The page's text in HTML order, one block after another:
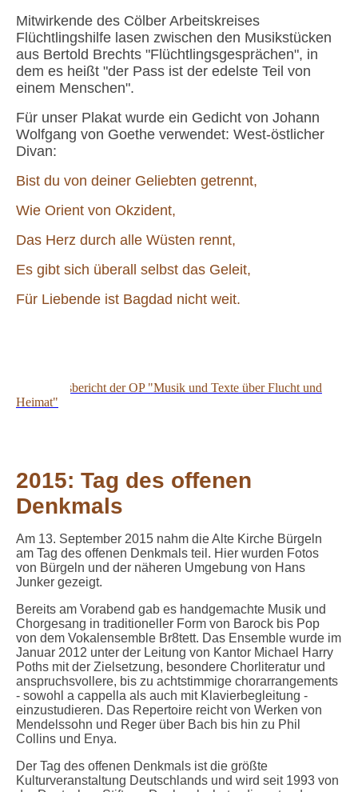
Mitwirkende des Cölber Arbeitskreises
Flüchtlingshilfe lasen zwischen den Musikstücken
aus Bertold Brechts "Flüchtlingsgesprächen", in
dem es heißt "der Pass ist der edelste Teil von
einem Menschen".
Für unser Plakat wurde ein Gedicht von Johann
Wolfgang von Goethe verwendet: West-östlicher
Divan:
Bist du von deiner Geliebten getrennt,
Wie Orient von Okzident,
Das Herz durch alle Wüsten rennt,
Es gibt sich überall selbst das Geleit,
Für Liebende ist Bagdad nicht weit.
Zeitungsbericht der OP "Musik und Texte über Flucht und
Heimat"
2015: Tag des offenen
Denkmals
Am 13. September 2015 nahm die Alte Kirche Bürgeln
am Tag des offenen Denkmals teil. Hier wurden Fotos
von Bürgeln und der näheren Umgebung von Hans
Junker gezeigt.
Bereits am Vorabend gab es handgemachte Musik und
Chorgesang in traditioneller Form von Barock bis Pop
von dem Vokalensemble Br8tett. Das Ensemble wurde im
Januar 2012 unter der Leitung von Kantor Michael Harry
Poths mit der Zielsetzung, besondere Chorliteratur und
anspruchsvollere, bis zu achtstimmige chorarrangements
- sowohl a cappella als auch mit Klavierbegleitung -
einzustudieren. Das Repertoire reicht von Werken von
Mendelssohn und Reger über Bach bis hin zu Phil
Collins und Enya.
Der Tag des offenen Denkmals ist die größte
Kulturveranstaltung Deutschlands und wird seit 1993 von